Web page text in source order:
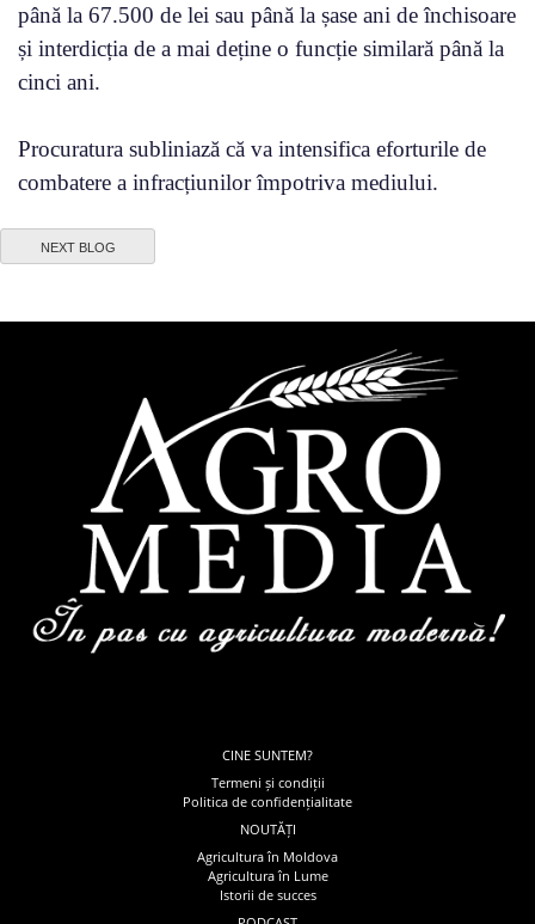
până la 67.500 de lei sau până la șase ani de închisoare
și interdicția de a mai deține o funcție similară până la
cinci ani.
Procuratura subliniază că va intensifica eforturile de
combatere a infracțiunilor împotriva mediului.
NEXT BLOG
CINE SUNTEM?
Termeni și condiții
Politica de confidențialitate
NOUTĂȚI
Agricultura în Moldova
Agricultura în Lume
Istorii de succes